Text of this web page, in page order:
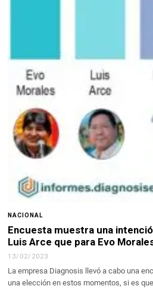
NACIONAL
Encuesta muestra una
Luis Arce que para Evo
13/02/2023
La empresa Diagnosis llevó a cabo una
una elección en estos momentos, si es